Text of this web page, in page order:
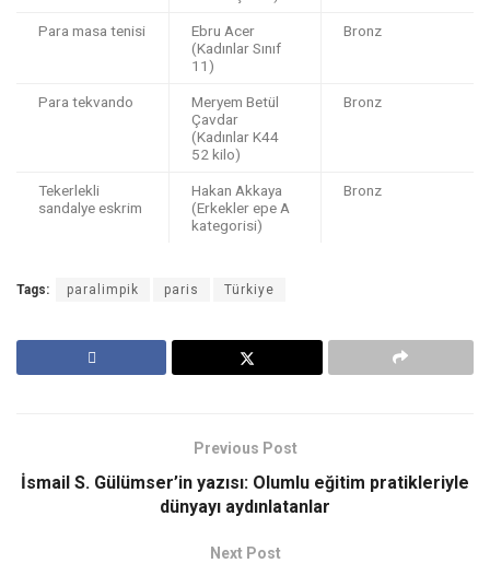
Para masa tenisi
Ebru Acer
(Kadınlar Sınıf
11)
Bronz
Para tekvando
Meryem Betül
Çavdar
(Kadınlar K44
52 kilo)
Bronz
Tekerlekli
sandalye eskrim
Hakan Akkaya
(Erkekler epe A
kategorisi)
Bronz
Tags: paralimpik paris Türkiye
Previous Post
İsmail S. Gülümser’in yazısı: Olumlu eğitim pratikleriyle
dünyayı aydınlatanlar
Next Post